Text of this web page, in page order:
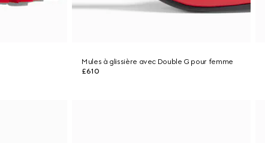
Mules à glissière avec Double G pour femme
£610